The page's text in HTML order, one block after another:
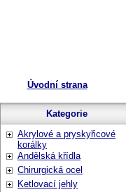
Úvodní strana
Kategorie
Akrylové a pryskyřicové
korálky
Andělská křídla
Chirurgická ocel
Ketlovací jehly